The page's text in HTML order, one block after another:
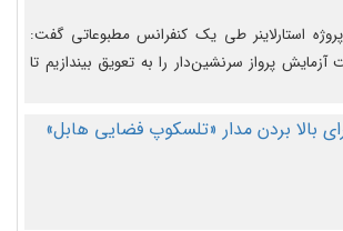
استارلاینر طی یک کنفرانس مطبوعاتی گفت:
پرواز سرنشین‌دار را به تعویق بیندازیم تا
بالا بردن مدار «تلسکوپ فضایی هابل»